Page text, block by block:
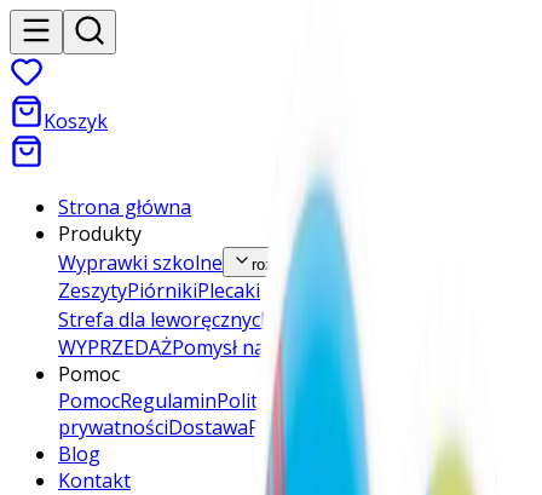
Koszyk
Strona główna
Produkty
Wyprawki szkolne
rozwiń
ZeszytyPiórnikiPlecaki
Strefa dla leworęcznych
WYPRZEDAŻPomysł na prezent
Pomoc
PomocRegulaminPolityka
prywatnościDostawaPłatności
Blog
Kontakt